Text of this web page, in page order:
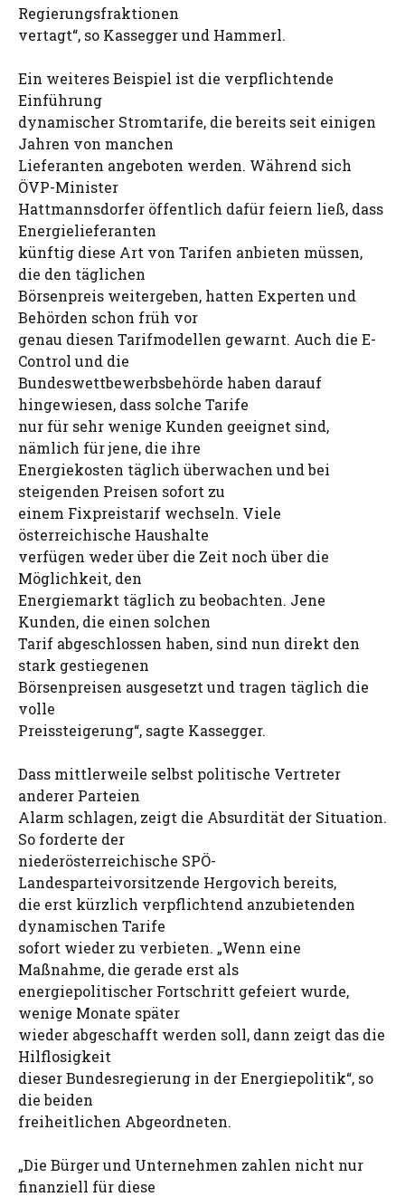
Regierungsfraktionen
vertagt“, so Kassegger und Hammerl.
Ein weiteres Beispiel ist die verpflichtende
Einführung
dynamischer Stromtarife, die bereits seit einigen
Jahren von manchen
Lieferanten angeboten werden. Während sich
ÖVP-Minister
Hattmannsdorfer öffentlich dafür feiern ließ, dass
Energielieferanten
künftig diese Art von Tarifen anbieten müssen,
die den täglichen
Börsenpreis weitergeben, hatten Experten und
Behörden schon früh vor
genau diesen Tarifmodellen gewarnt. Auch die E-
Control und die
Bundeswettbewerbsbehörde haben darauf
hingewiesen, dass solche Tarife
nur für sehr wenige Kunden geeignet sind,
nämlich für jene, die ihre
Energiekosten täglich überwachen und bei
steigenden Preisen sofort zu
einem Fixpreistarif wechseln. Viele
österreichische Haushalte
verfügen weder über die Zeit noch über die
Möglichkeit, den
Energiemarkt täglich zu beobachten. Jene
Kunden, die einen solchen
Tarif abgeschlossen haben, sind nun direkt den
stark gestiegenen
Börsenpreisen ausgesetzt und tragen täglich die
volle
Preissteigerung“, sagte Kassegger.
Dass mittlerweile selbst politische Vertreter
anderer Parteien
Alarm schlagen, zeigt die Absurdität der Situation.
So forderte der
niederösterreichische SPÖ-
Landesparteivorsitzende Hergovich bereits,
die erst kürzlich verpflichtend anzubietenden
dynamischen Tarife
sofort wieder zu verbieten. „Wenn eine
Maßnahme, die gerade erst als
energiepolitischer Fortschritt gefeiert wurde,
wenige Monate später
wieder abgeschafft werden soll, dann zeigt das die
Hilflosigkeit
dieser Bundesregierung in der Energiepolitik“, so
die beiden
freiheitlichen Abgeordneten.
„Die Bürger und Unternehmen zahlen nicht nur
finanziell für diese